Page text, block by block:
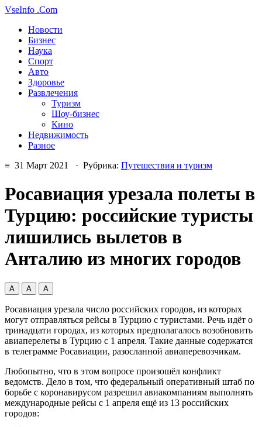
VseInfo .Com
Новости
Бизнес
Наука
Спорт
Авто
Здоровье
Развлечения
Туризм
Шоу-бизнес
Кино
Недвижимость
Разное
≡ 31 Март 2021 · Рубрика: Путешествия и туризм
Росавиация урезала полеты в
Турцию: российские туристы
лишились вылетов в
Анталию из многих городов
А А А
Росавиация урезала число российских городов, из которых
могут отправляться рейсы в Турцию с туристами. Речь идёт о
тринадцати городах, из которых предполагалось возобновить
авиаперелеты в Турцию с 1 апреля. Такие данные содержатся
в телеграмме Росавиации, разосланной авиаперевозчикам.
Любопытно, что в этом вопросе произошёл конфликт
ведомств. Дело в том, что федеральный оперативный штаб по
борьбе с коронавирусом разрешил авиакомпаниям выполнять
международные рейсы с 1 апреля ещё из 13 российских
городов: